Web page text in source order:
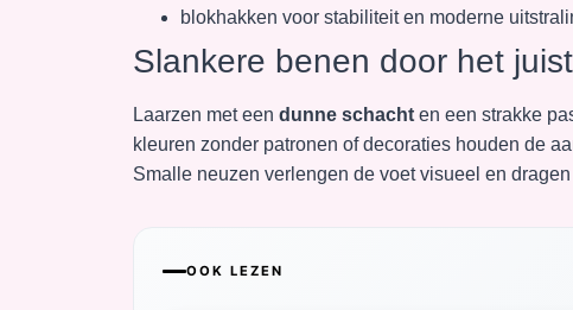
blokhakken voor stabiliteit en moderne
Slankere benen door het
Laarzen met een dunne schacht en een strakke
kleuren zonder patronen of decoraties houden de
Smalle neuzen verlengen de voet visueel en
OOK LEZEN